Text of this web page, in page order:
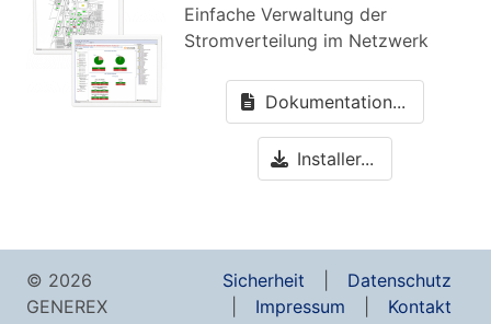
Einfache Verwaltung der
Stromverteilung im Netzwerk
Dokumentation...
Installer...
© 2026
GENEREX
Sicherheit
Datenschutz
Impressum
Kontakt